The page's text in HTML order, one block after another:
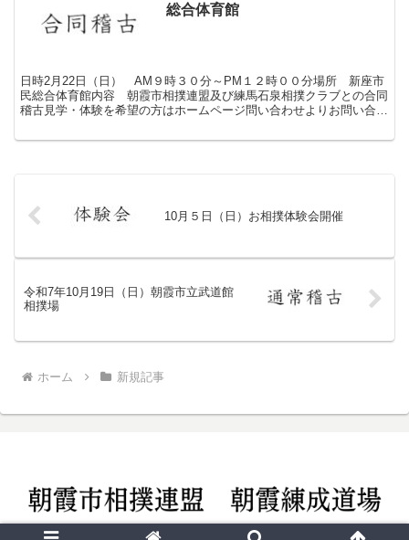
総合体育館
日時2月22日（日） AM９時３０分～PM１２時００分場所 新座市
民総合体育館内容 朝霞市相撲連盟及び練馬石泉相撲クラブとの合同
稽古見学・体験を希望の方はホームページ問い合わせよりお問い合わ
10月５日（日）お相撲体験会開催
令和7年10月19日（日）朝霞市立武道館
相撲場
ホーム 新規記事